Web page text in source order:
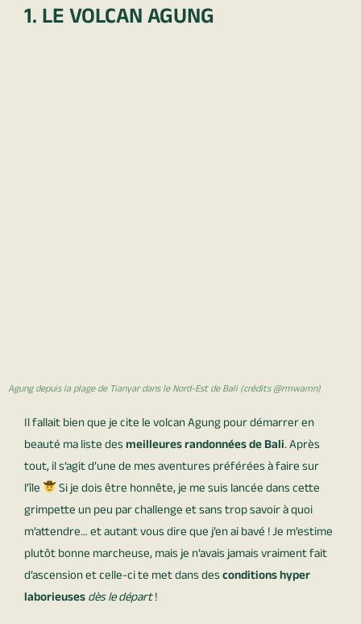
1. LE VOLCAN AGUNG
Agung depuis la plage de Tianyar dans le Nord-Est de Bali (crédits @rmwamn)
Il fallait bien que je cite le volcan Agung pour démarrer en
beauté ma liste desmeilleures randonnées de Bali. Après
tout, il s’agit d’une de mes aventures préférées à faire sur
l’île
Si je dois être honnête, je me suis lancée dans cette
grimpette un peu par challenge et sans trop savoir à quoi
m’attendre… et autant vous dire que j’en ai bavé ! Je m’estime
plutôt bonne marcheuse, mais je n’avais jamais vraiment fait
d’ascension et celle-ci te met dans desconditions hyper
laborieusesdès le départ!